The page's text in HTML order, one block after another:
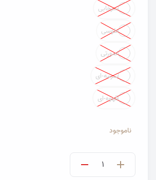
سرخابی
طوسی
صورتی
سرمه-ای
قهوه-ای
ناموجود